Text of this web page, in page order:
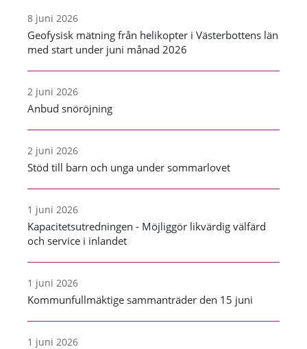
8 juni 2026
Geofysisk mätning från helikopter i Västerbottens län
med start under juni månad 2026
2 juni 2026
Anbud snöröjning
2 juni 2026
Stöd till barn och unga under sommarlovet
1 juni 2026
Kapacitetsutredningen - Möjliggör likvärdig välfärd
och service i inlandet
1 juni 2026
Kommunfullmäktige sammanträder den 15 juni
1 juni 2026